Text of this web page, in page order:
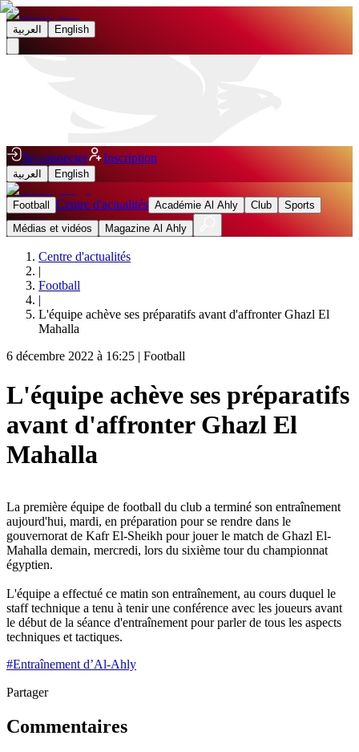
العربية English
Se connecter Inscription
العربية English
Football Centre d'actualités Académie Al Ahly Club
Sports
Médias et vidéos
Magazine Al Ahly
Centre d'actualités
|
Football
|
L'équipe achève ses préparatifs avant d'affronter Ghazl El
Mahalla
6 décembre 2022 à 16:25 | Football
L'équipe achève ses préparatifs
avant d'affronter Ghazl El
Mahalla
La première équipe de football du club a terminé son entraînement
aujourd'hui, mardi, en préparation pour se rendre dans le
gouvernorat de Kafr El-Sheikh pour jouer le match de Ghazl El-
Mahalla demain, mercredi, lors du sixième tour du championnat
égyptien.
L'équipe a effectué ce matin son entraînement, au cours duquel le
staff technique a tenu à tenir une conférence avec les joueurs avant
le début de la séance d'entraînement pour parler de tous les aspects
techniques et tactiques.
#Entraînement d’Al-Ahly
Partager
Commentaires